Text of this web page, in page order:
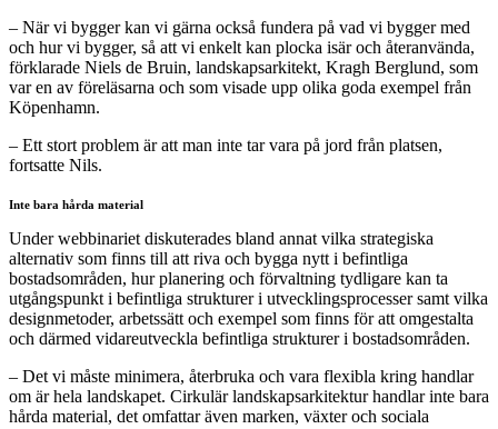
– När vi bygger kan vi gärna också fundera på vad vi bygger med
och hur vi bygger, så att vi enkelt kan plocka isär och återanvända,
förklarade Niels de Bruin, landskapsarkitekt, Kragh Berglund, som
var en av föreläsarna och som visade upp olika goda exempel från
Köpenhamn.
– Ett stort problem är att man inte tar vara på jord från platsen,
fortsatte Nils.
Inte bara hårda material
Under webbinariet diskuterades bland annat vilka strategiska
alternativ som finns till att riva och bygga nytt i befintliga
bostadsområden, hur planering och förvaltning tydligare kan ta
utgångspunkt i befintliga strukturer i utvecklingsprocesser samt vilka
designmetoder, arbetssätt och exempel som finns för att omgestalta
och därmed vidareutveckla befintliga strukturer i bostadsområden.
– Det vi måste minimera, återbruka och vara flexibla kring handlar
om är hela landskapet. Cirkulär landskapsarkitektur handlar inte bara
hårda material, det omfattar även marken, växter och sociala